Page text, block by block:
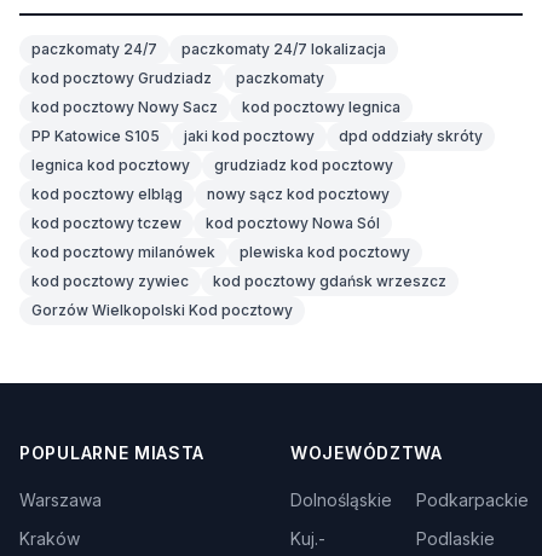
paczkomaty 24/7
paczkomaty 24/7 lokalizacja
kod pocztowy Grudziadz
paczkomaty
kod pocztowy Nowy Sacz
kod pocztowy legnica
PP Katowice S105
jaki kod pocztowy
dpd oddziały skróty
legnica kod pocztowy
grudziadz kod pocztowy
kod pocztowy elbląg
nowy sącz kod pocztowy
kod pocztowy tczew
kod pocztowy Nowa Sól
kod pocztowy milanówek
plewiska kod pocztowy
kod pocztowy zywiec
kod pocztowy gdańsk wrzeszcz
Gorzów Wielkopolski Kod pocztowy
POPULARNE MIASTA
Warszawa
Kraków
WOJEWÓDZTWA
Dolnośląskie
Kuj.-
Podkarpackie
Podlaskie